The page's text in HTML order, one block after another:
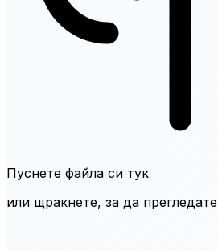
Пуснете файла си тук
или щракнете, за да прегледате